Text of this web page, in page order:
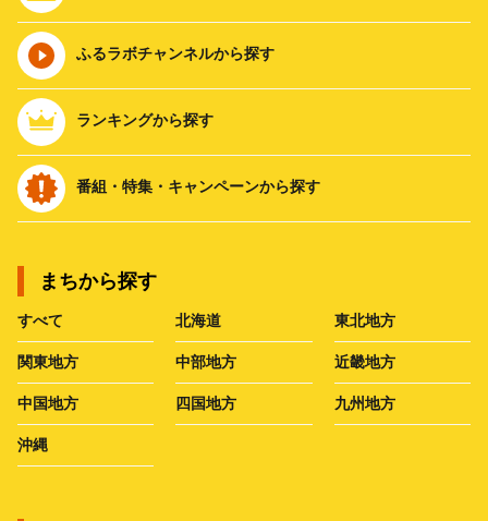
ふるラボチャンネルから探す
ランキングから探す
番組・特集・キャンペーンから探す
まちから探す
すべて 北海道 東北地方
関東地方 中部地方 近畿地方
中国地方 四国地方 九州地方
沖縄